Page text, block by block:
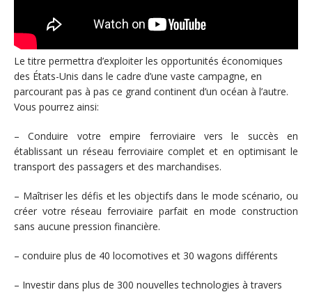
Le titre permettra d’exploiter les opportunités économiques
des États-Unis dans le cadre d’une vaste campagne, en
parcourant pas à pas ce grand continent d’un océan à l’autre.
Vous pourrez ainsi:
– Conduire votre empire ferroviaire vers le succès en
établissant un réseau ferroviaire complet et en optimisant le
transport des passagers et des marchandises.
– Maîtriser les défis et les objectifs dans le mode scénario, ou
créer votre réseau ferroviaire parfait en mode construction
sans aucune pression financière.
– conduire plus de 40 locomotives et 30 wagons différents
– Investir dans plus de 300 nouvelles technologies à travers